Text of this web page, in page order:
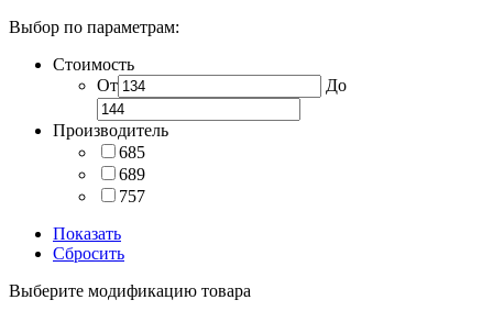
Выбор по параметрам:
Стоимость
От
До
Производитель
685
689
757
Показать
Сбросить
Выберите модификацию товара